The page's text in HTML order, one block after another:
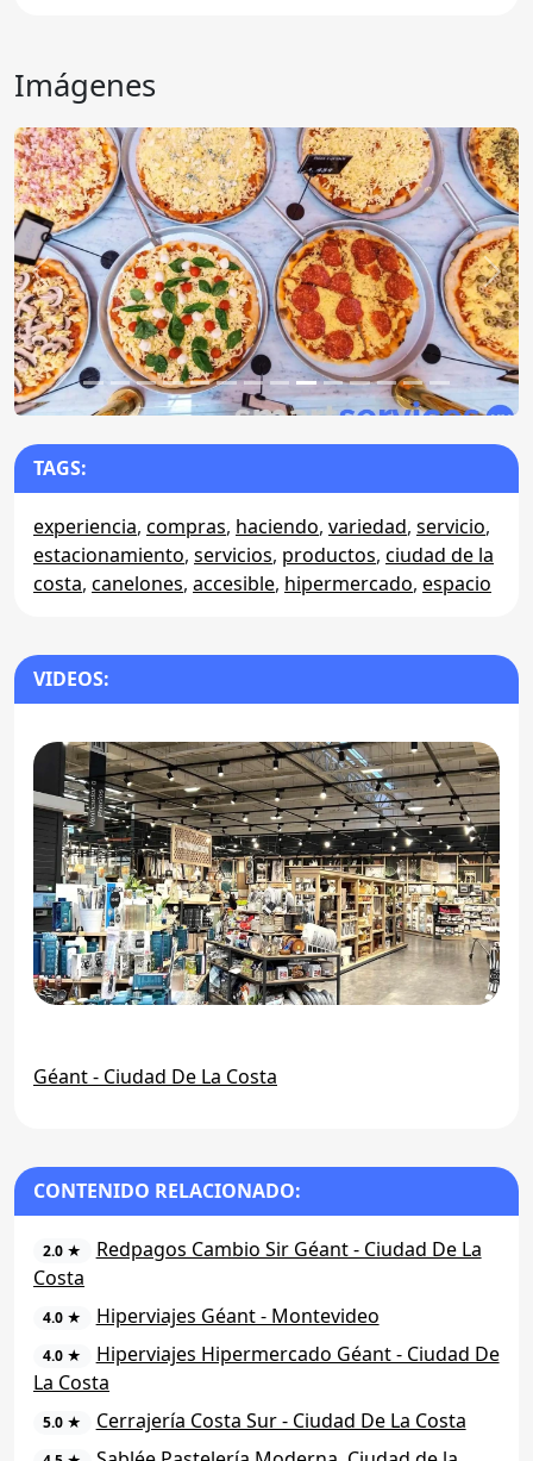
Imágenes
Anterior
TAGS:
experiencia, compras, haciendo, variedad, servicio,
estacionamiento, servicios, productos, ciudad de la
costa, canelones, accesible, hipermercado, espacio
VIDEOS:
Géant - Ciudad De La Costa
CONTENIDO RELACIONADO:
2.0 ★
Redpagos Cambio Sir Géant - Ciudad De La
Costa
4.0 ★ Hiperviajes Géant - Montevideo
4.0 ★
Hiperviajes Hipermercado Géant - Ciudad De
La Costa
5.0 ★ Cerrajería Costa Sur - Ciudad De La Costa